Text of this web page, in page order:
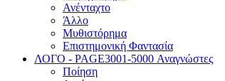
Ανένταχτο
Άλλο
Μυθιστόρημα
Επιστημονική Φαντασία
ΛΟΓΟ - PAGE3001-5000 Αναγνώστες
Ποίηση